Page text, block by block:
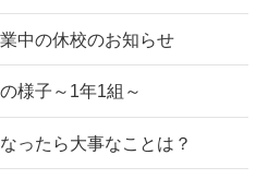
中の休校のお知らせ
様子～1年1組～
ったら大事なことは？